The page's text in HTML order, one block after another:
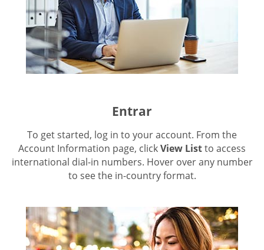
Entrar
To get started, log in to your account. From the
Account Information page, clickView Listto access
international dial-in numbers. Hover over any number
to see the in-country format.